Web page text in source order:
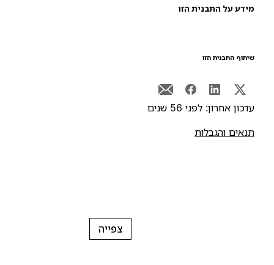
על התבנית הזו
התבנית הזו
אחרון: לפני 56 שנים
והגבלות
צפייה